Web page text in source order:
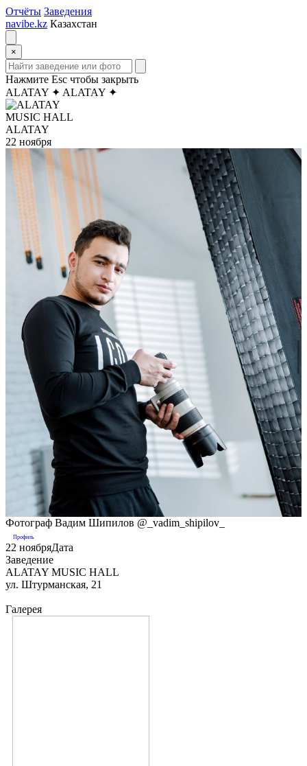
Отчёты Заведения
navibe.kz Казахстан
×
Нажмите Esc чтобы закрыть
ALATAY ✦ ALATAY ✦
MUSIC HALL
ALATAY
22 ноября
Фотограф Вадим Шипилов @_vadim_shipilov_
Профиль
22 ноябряДата
Заведение
ALATAY MUSIC HALL
ул. Штурманская, 21
Галерея